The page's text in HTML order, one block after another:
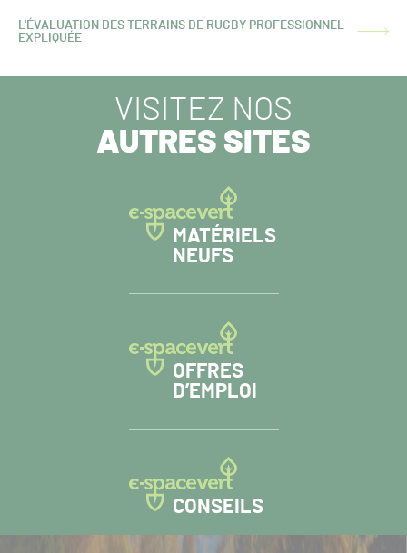
ARTICLE
L'ÉVALUATION DES TERRAINS DE RUGBY PROFESSIONNEL
EXPLIQUÉE
VISITEZ NOS
AUTRES SITES
MATÉRIELS
NEUFS
OFFRES
D’EMPLOI
CONSEILS